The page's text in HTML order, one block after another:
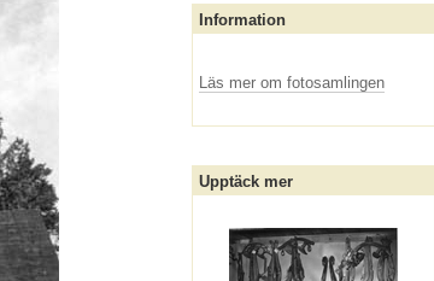
Information
Läs mer om fotosamlingen
Upptäck mer